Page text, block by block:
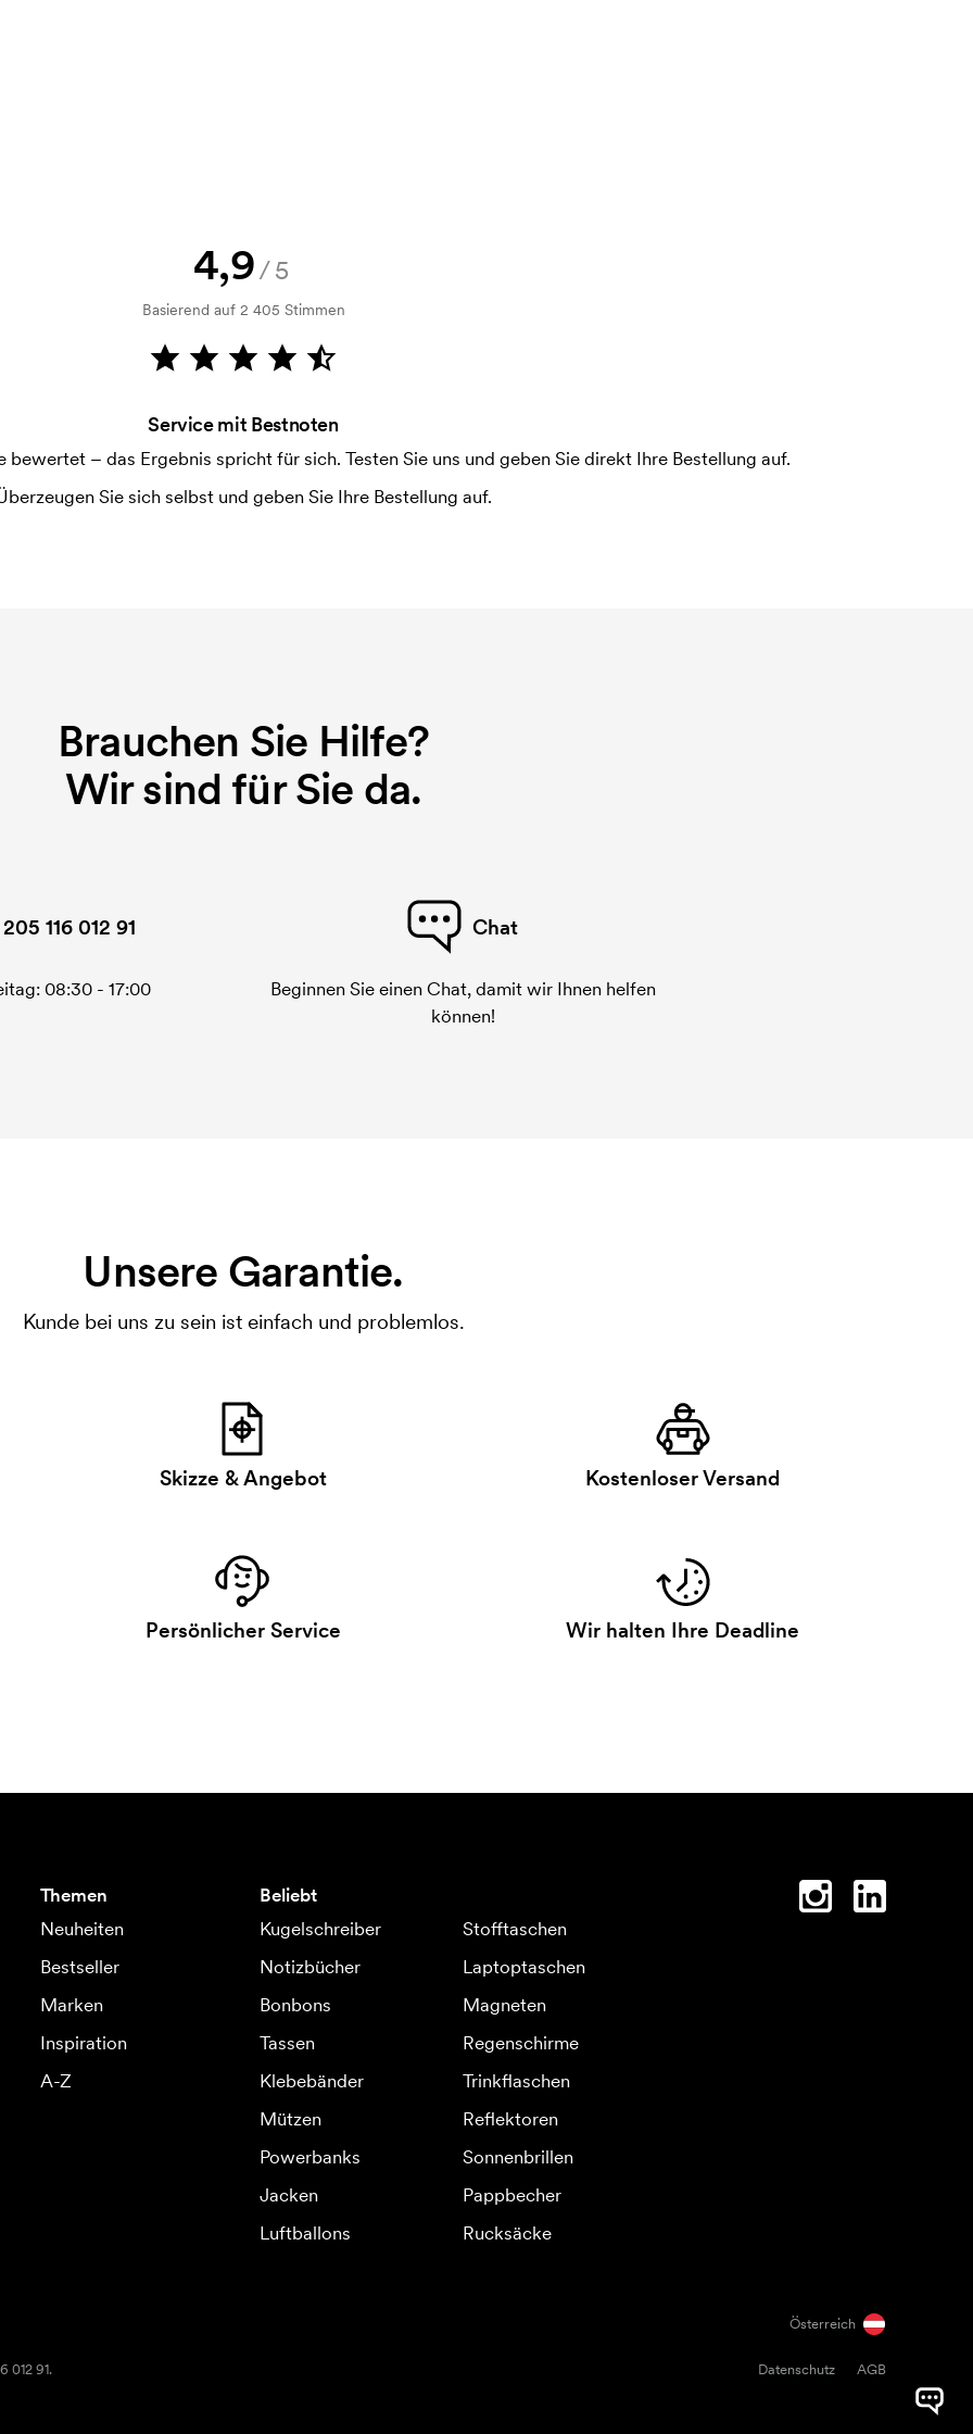
verwendet wird. Für
benötigt. Bei einer
4,9/5
Basierend auf 2 405 Stimmen
Service mit Bestnoten
bewertet – das Ergebnis spricht für sich. Testen Sie uns und geben Sie direkt Ihre Bestellung auf.
Sie sich selbst und geben Sie Ihre Bestellung auf.
Brauchen Sie Hilfe?
Wir sind für Sie da.
116 012 91
08:30 - 17:00
Chat
Beginnen Sie einen Chat, damit wir Ihnen helfen
können!
Unsere Garantie.
Kunde bei uns zu sein ist einfach und problemlos.
Skizze & Angebot Kostenloser Versand
Persönlicher Service Wir halten Ihre Deadline
Themen
Neuheiten
Bestseller
Marken
Inspiration
A-Z
Beliebt
Kugelschreiber
Stofftaschen
Notizbücher
Laptoptaschen
Bonbons
Magneten
Tassen
Regenschirme
Klebebänder
Trinkflaschen
Mützen
Reflektoren
Powerbanks
Sonnenbrillen
Jacken
Pappbecher
Luftballons
Rucksäcke
Österreich
Datenschutz AGB
012 91.